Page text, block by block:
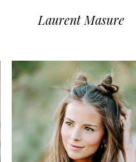
Laurent Masure
À PROPOS